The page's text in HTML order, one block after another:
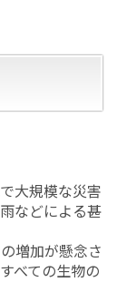
大規模な災害
などによる甚
増加が懸念さ
べての生物の